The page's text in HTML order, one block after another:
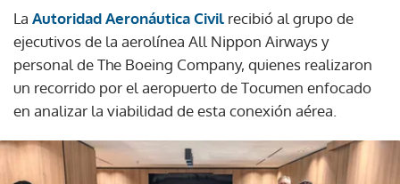
La Autoridad Aeronáutica Civil recibió al grupo de
ejecutivos de la aerolínea All Nippon Airways y
personal de The Boeing Company, quienes realizaron
un recorrido por el aeropuerto de Tocumen enfocado
en analizar la viabilidad de esta conexión aérea.